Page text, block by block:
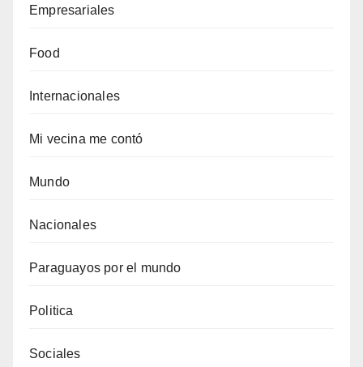
Empresariales
Food
Internacionales
Mi vecina me contó
Mundo
Nacionales
Paraguayos por el mundo
Politica
Sociales